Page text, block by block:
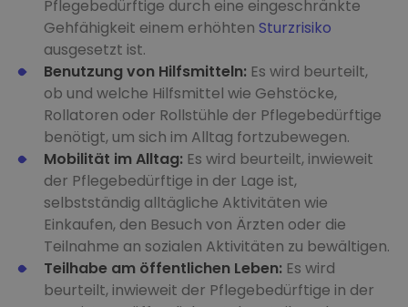
Pflegebedürftige durch eine eingeschränkte
Gehfähigkeit einem erhöhten Sturzrisiko
ausgesetzt ist.
Benutzung von Hilfsmitteln: Es wird beurteilt,
ob und welche Hilfsmittel wie Gehstöcke,
Rollatoren oder Rollstühle der Pflegebedürftige
benötigt, um sich im Alltag fortzubewegen.
Mobilität im Alltag: Es wird beurteilt, inwieweit
der Pflegebedürftige in der Lage ist,
selbstständig alltägliche Aktivitäten wie
Einkaufen, den Besuch von Ärzten oder die
Teilnahme an sozialen Aktivitäten zu bewältigen.
Teilhabe am öffentlichen Leben: Es wird
beurteilt, inwieweit der Pflegebedürftige in der